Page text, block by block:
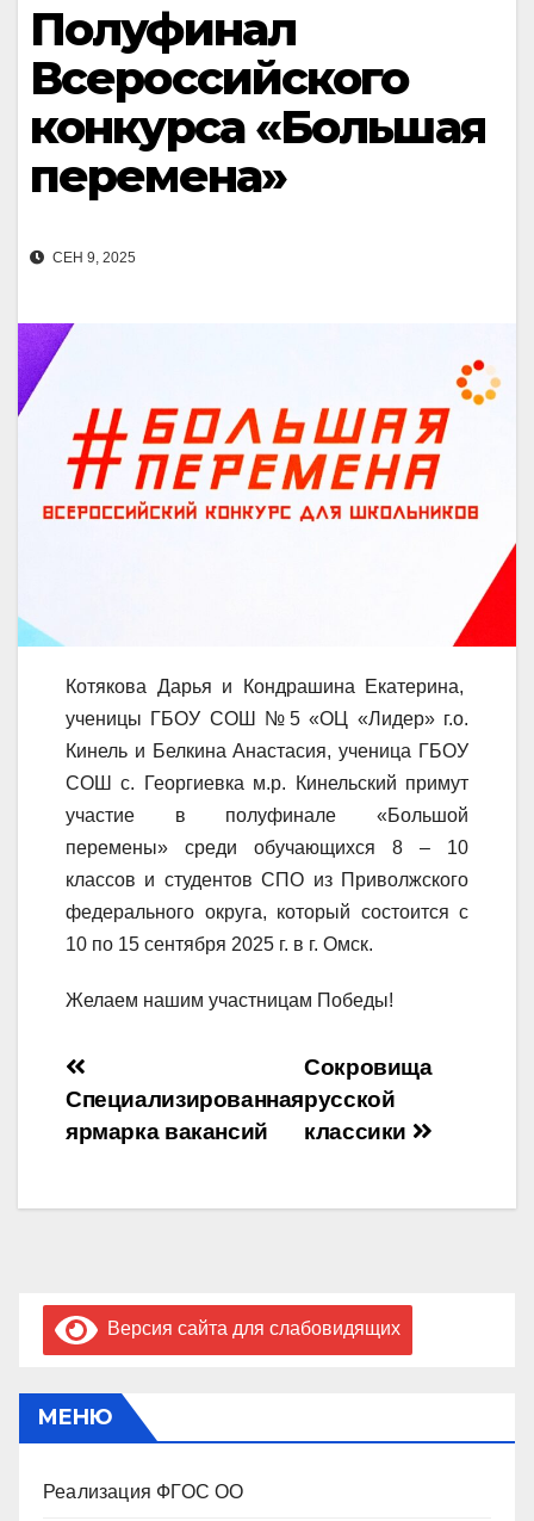
Полуфинал
Всероссийского
конкурса «Большая
перемена»
СЕН 9, 2025
Котякова Дарья и Кондрашина Екатерина,
ученицы ГБОУ СОШ №5 «ОЦ «Лидер» г.о.
Кинель и Белкина Анастасия, ученица ГБОУ
СОШ с. Георгиевка м.р. Кинельский примут
участие в полуфинале «Большой
перемены» среди обучающихся 8 – 10
классов и студентов СПО из Приволжского
федерального округа, который состоится с
10 по 15 сентября 2025 г. в г. Омск.
Желаем нашим участницам Победы!
Навигация
по
Сокровища
русской
классики
Специализированная
ярмарка вакансий
Версия сайта для слабовидящих
МЕНЮ
Реализация ФГОС ОО